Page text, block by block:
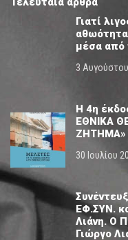
Γιατί
μέσα από
3
Η 4η
ΕΘΝΙΚΑ
ΖΗΤΗΜΑ»
30 Ιουλίου
ΕΦ.ΣΥΝ.
Λιάνη. Ο
Γιώργο